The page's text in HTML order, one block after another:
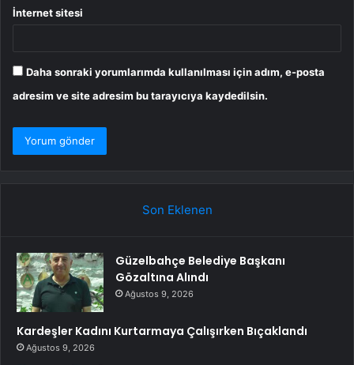
İnternet sitesi
Daha sonraki yorumlarımda kullanılması için adım, e-posta
adresim ve site adresim bu tarayıcıya kaydedilsin.
Son Eklenen
Güzelbahçe Belediye Başkanı
Gözaltına Alındı
Ağustos 9, 2026
Kardeşler Kadını Kurtarmaya Çalışırken Bıçaklandı
Ağustos 9, 2026